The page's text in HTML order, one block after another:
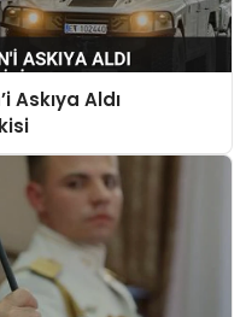
Askıya Aldı